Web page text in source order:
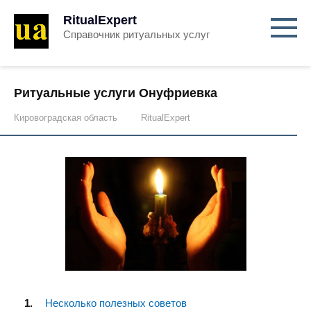
RitualExpert
Справочник ритуальных услуг
Ритуальные услуги Онуфриевка
Кировоградская область RitualExpert
Несколько полезных советов